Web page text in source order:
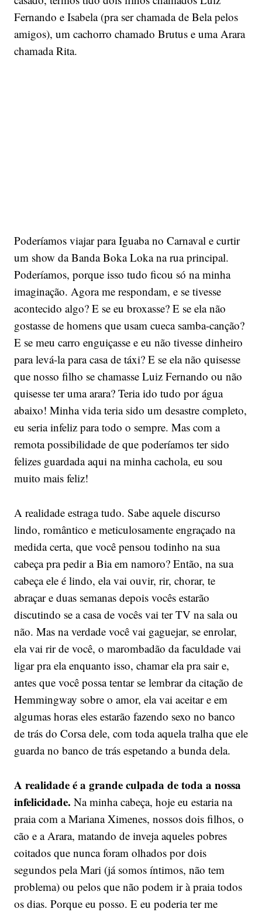
Fernando e Isabela (pra ser chamada de Bela pelos
amigos), um cachorro chamado Brutus e uma Arara
chamada Rita.
Poderíamos viajar para Iguaba no Carnaval e curtir
um show da Banda Boka Loka na rua principal.
Poderíamos, porque isso tudo ficou só na minha
imaginação. Agora me respondam, e se tivesse
acontecido algo? E se eu broxasse? E se ela não
gostasse de homens que usam cueca samba-canção?
E se meu carro enguiçasse e eu não tivesse dinheiro
para levá-la para casa de táxi? E se ela não quisesse
que nosso filho se chamasse Luiz Fernando ou não
quisesse ter uma arara? Teria ido tudo por água
abaixo! Minha vida teria sido um desastre completo,
eu seria infeliz para todo o sempre. Mas com a
remota possibilidade de que poderíamos ter sido
felizes guardada aqui na minha cachola, eu sou
muito mais feliz!
A realidade estraga tudo. Sabe aquele discurso
lindo, romântico e meticulosamente engraçado na
medida certa, que você pensou todinho na sua
cabeça pra pedir a Bia em namoro? Então, na sua
cabeça ele é lindo, ela vai ouvir, rir, chorar, te
abraçar e duas semanas depois vocês estarão
discutindo se a casa de vocês vai ter TV na sala ou
não. Mas na verdade você vai gaguejar, se enrolar,
ela vai rir de você, o marombadão da faculdade vai
ligar pra ela enquanto isso, chamar ela pra sair e,
antes que você possa tentar se lembrar da citação de
Hemmingway sobre o amor, ela vai aceitar e em
algumas horas eles estarão fazendo sexo no banco
de trás do Corsa dele, com toda aquela tralha que ele
guarda no banco de trás espetando a bunda dela.
A realidade é a grande culpada de toda a nossa
infelicidade. Na minha cabeça, hoje eu estaria na
praia com a Mariana Ximenes, nossos dois filhos, o
cão e a Arara, matando de inveja aqueles pobres
coitados que nunca foram olhados por dois
segundos pela Mari (já somos íntimos, não tem
problema) ou pelos que não podem ir à praia todos
os dias. Porque eu posso. E eu poderia ter me